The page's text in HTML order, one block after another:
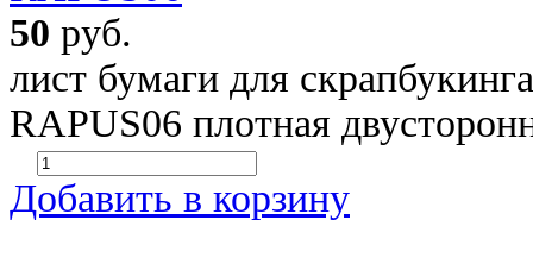
50 руб.
лист бумаги для
RAPUS06 плотная
Добавить в корзину